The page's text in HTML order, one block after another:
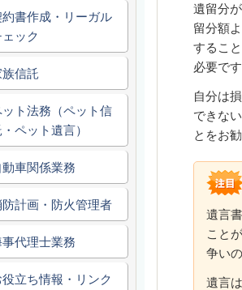
遺留分
留分額
するこ
必要です
自分は
できな
とをお
遺言
こと
争い
遺言
約書作成・リーガル
ック
信託
ット法務（ペット信
ペット遺言）
動車関係業務
防計画・防火管理者
事代理士業務
役立ち情報・リンク